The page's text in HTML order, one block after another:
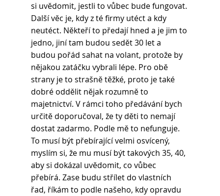
si uvědomit, jestli to vůbec bude fungovat.
Další věc je, kdy z té firmy utéct a kdy
neutéct. Někteří to předají hned a je jim to
jedno, jiní tam budou sedět 30 let a
budou pořád sahat na volant, protože by
nějakou zatáčku vybrali lépe. Pro obě
strany je to strašně těžké, proto je také
dobré oddělit nějak rozumně to
majetnictví. V rámci toho předávání bych
určitě doporučoval, že ty děti to nemají
dostat zadarmo. Podle mě to nefunguje.
To musí být přebírající velmi osvícený,
myslím si, že mu musí být takových 35, 40,
aby si dokázal uvědomit, co vůbec
přebírá. Zase budu střílet do vlastních
řad, říkám to podle našeho, kdy opravdu